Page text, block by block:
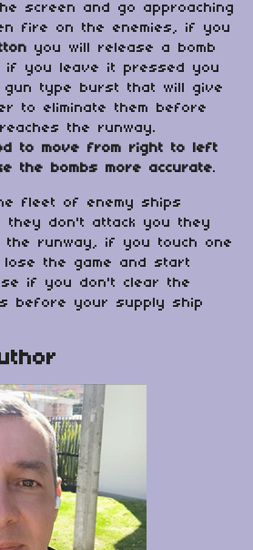
screen and go approaching
fire on the enemies, if you
you will release a bomb
if you leave it pressed you
gun type burst that will give
to eliminate them before
the runway.
to move from right to left
the bombs more accurate.
fleet of enemy ships
they don't attack you they
the runway, if you touch one
the game and start
if you don't clear the
before your supply ship